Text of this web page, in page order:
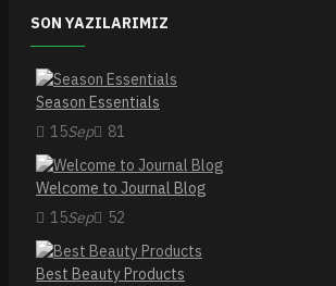
SON YAZILARIMIZ
Season Essentials
15Sep 81
Welcome to Journal Blog
15Sep 52
Best Beauty Products